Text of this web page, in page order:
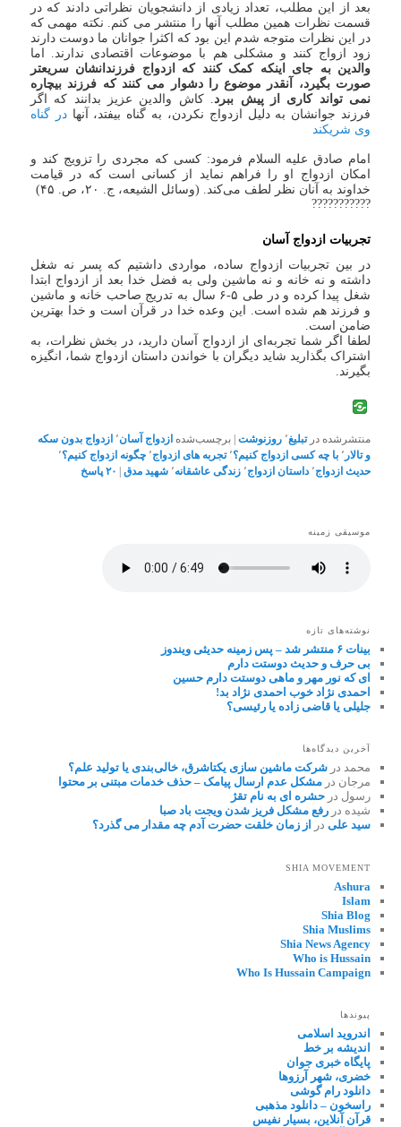
بعد از این مطلب، تعداد زیادی از دانشجویان نظراتی دادند که در
قسمت نظرات همین مطلب آنها را منتشر می کنم. نکته مهمی که
در این نظرات متوجه شدم این بود که اکثرا جوانان ما دوست دارند
زود ازواج کنند و مشکلی هم با موضوعات اقتصادی ندارند. اما
والدین به جای اینکه کمک کنند که ازدواج فرزندانشان سریعتر
صورت بگیرد، آنقدر موضوع را دشوار می کنند که فرزند بیچاره
نمی تواند کاری از پیش ببرد. کاش والدین عزیز بدانند که اگر
فرزند جوانشان به دلیل ازدواج نکردن، به گناه بیفتد، آنهادر گناه
وی شریکند
امام صادق علیه السلام فرمود: کسی که مجردی را تزویج کند و
امکان ازدواج او را فراهم نماید از کسانی است که در قیامت
خداوند به آنان نظر لطف می‌کند. (وسائل الشیعه، ج. ۲۰، ص. ۴۵)
???????????
تجربیات ازدواج آسان
در بین تجربیات ازدواج ساده، مواردی داشتیم که پسر نه شغل
داشته و نه خانه و نه ماشین ولی به فضل خدا بعد از ازدواج ابتدا
شغل پیدا کرده و در طی ۵-۶ سال به تدریج صاحب خانه و ماشین
و فرزند هم شده است. این وعده خدا در قرآن است و خدا بهترین
ضامن است.
لطفا اگر شما تجربه‌ای از ازدواج آسان دارید، در بخش نظرات، به
اشتراک بگذارید شاید دیگران با خواندن داستان ازدواج شما، انگیزه
بگیرند.
منتشرشده در تبلیغ٬ روزنوشت |برچسب‌شده ازدواج آسان٬ ازدواج بدون سکه
و تالار ٬ با چه کسی ازدواج کنیم؟٬ تجربه های ازدواج٬ چگونه ازدواج کنیم؟٬
حدیث ازدواج٬ داستان ازدواج٬ زندگی عاشقانه٬ شهید مدق ۲۰پاسخ
موسیقی زمینه
نوشته‌های تازه
بینات ۶ منتشر شد – پس زمینه حدیثی ویندوز
بی حرف و حدیث دوستت دارم
ای که نور مهر و ماهی دوستت دارم حسین
احمدی نژاد خوب احمدی نژاد بد!
جلیلی یا قاضی زاده یا رئیسی؟
آخرین دیدگاه‌ها
محمد درشرکت ماشین سازی یکتاشرق، خالی‌بندی یا تولید علم؟
مرجان درمشکل عدم ارسال پیامک – حذف خدمات مبتنی بر محتوا
رسول درحشره ای به نام تقژ
شیده دررفع مشکل فریز شدن ویجت باد صبا
سید علی در از زمان خلقت حضرت آدم چه مقدار می گذرد؟
SHIA MOVEMENT
Ashura
Islam
Shia Blog
Shia Muslims
Shia News Agency
Who is Hussain
Who Is Hussain Campaign
پیوندها
اندروید اسلامی
اندیشه بر خط
پایگاه خبری جوان
خضری، شهر آرزوها
دانلود رام گوشی
راسخون – دانلود مذهبی
قرآن آنلاین، بسیار نفیس